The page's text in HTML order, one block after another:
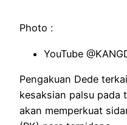
Photo :
YouTube
Pengakuan Dede
kesaksian palsu pada
akan memperkuat